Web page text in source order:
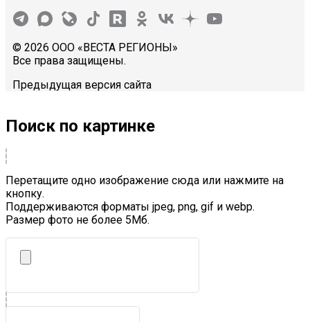
© 2026 ООО «ВЕСТА РЕГИОНЫ»
Все права защищены.
Предыдущая версия сайта
Поиск по картинке
Перетащите одно изображение сюда или нажмите на
кнопку.
Поддерживаются форматы jpeg, png, gif и webp.
Размер фото не более 5Mб.